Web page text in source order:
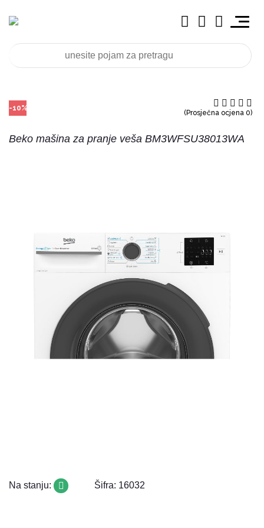
Beko mašina za pranje veša BM3WFSU38013WA
(Prosječna ocjena 0)
-10%
Na stanju: Šifra: 16032